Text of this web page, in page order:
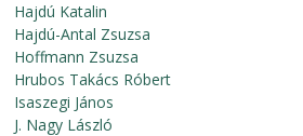
Hajdú Katalin
Hajdú-Antal Zsuzsa
Hoffmann Zsuzsa
Hrubos Takács Róbert
Isaszegi János
J. Nagy László